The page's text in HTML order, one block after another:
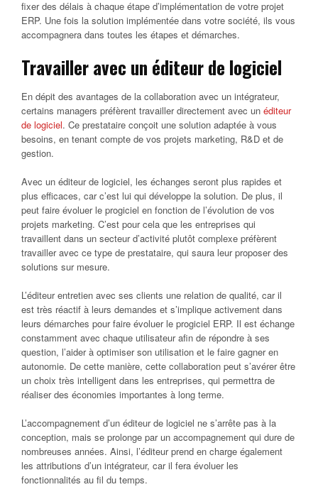
fixer des délais à chaque étape d’implémentation de votre projet
ERP. Une fois la solution implémentée dans votre société, ils vous
accompagnera dans toutes les étapes et démarches.
Travailler avec un éditeur de logiciel
En dépit des avantages de la collaboration avec un intégrateur,
certains managers préfèrent travailler directement avec un éditeur
de logiciel. Ce prestataire conçoit une solution adaptée à vous
besoins, en tenant compte de vos projets marketing, R&D et de
gestion.
Avec un éditeur de logiciel, les échanges seront plus rapides et
plus efficaces, car c’est lui qui développe la solution. De plus, il
peut faire évoluer le progiciel en fonction de l’évolution de vos
projets marketing. C’est pour cela que les entreprises qui
travaillent dans un secteur d’activité plutôt complexe préfèrent
travailler avec ce type de prestataire, qui saura leur proposer des
solutions sur mesure.
L’éditeur entretien avec ses clients une relation de qualité, car il
est très réactif à leurs demandes et s’implique activement dans
leurs démarches pour faire évoluer le progiciel ERP. Il est échange
constamment avec chaque utilisateur afin de répondre à ses
question, l’aider à optimiser son utilisation et le faire gagner en
autonomie. De cette manière, cette collaboration peut s’avérer être
un choix très intelligent dans les entreprises, qui permettra de
réaliser des économies importantes à long terme.
L’accompagnement d’un éditeur de logiciel ne s’arrête pas à la
conception, mais se prolonge par un accompagnement qui dure de
nombreuses années. Ainsi, l’éditeur prend en charge également
les attributions d’un intégrateur, car il fera évoluer les
fonctionnalités au fil du temps.